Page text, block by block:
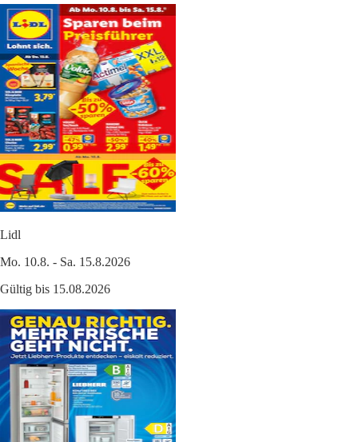
Lidl
Mo. 10.8. - Sa. 15.8.2026
Gültig bis 15.08.2026